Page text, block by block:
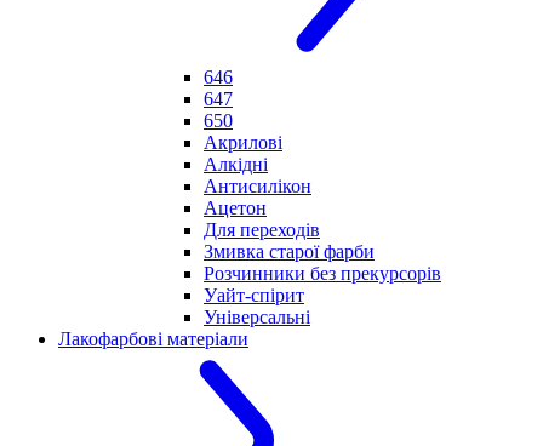
646
647
650
Акрилові
Алкідні
Антисилікон
Ацетон
Для переходів
Змивка старої фарби
Розчинники без прекурсорів
Уайт-спірит
Універсальні
Лакофарбові матеріали